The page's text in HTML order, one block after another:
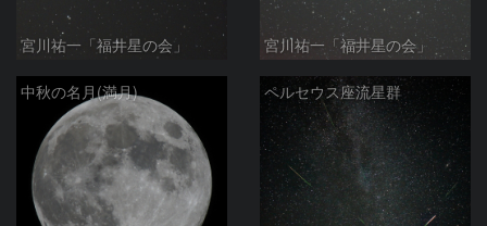
宮川祐一「福井星の会」 宮川祐一「福井星の会」
中秋の名月(満月) ペルセウス座流星群